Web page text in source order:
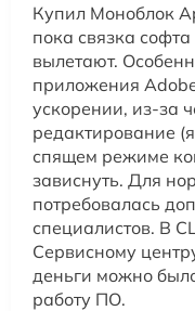
Купил Моноблок
пока связка
вылетают.
приложения
ускорении, из-за
редактирование
спящем режиме
зависнуть. Для
потребовалась
специалистов. В
Сервисному
деньги можно
работу ПО.